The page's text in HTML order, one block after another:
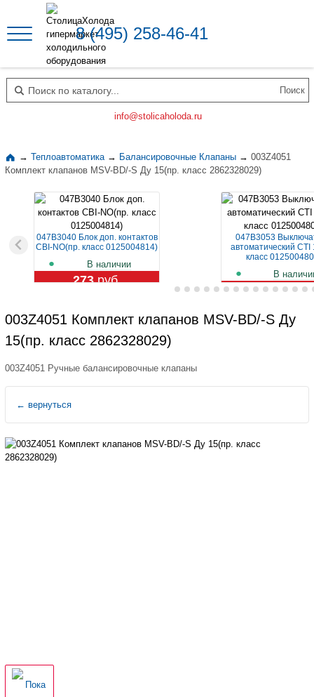
8 (495) 258-46-41
Поиск по каталогу
info@stolicaholoda.ru
→ Теплоавтоматика → Балансировочные Клапаны → 003Z4051
Комплект клапанов MSV-BD/-S Ду 15(пр. класс 2862328029)
047B3040 Блок доп. контактов
CBI-NO(пр. класс 0125004814)
В наличии
273руб.
047B3053
автоматический CTI
класс
В
1 129 руб.
003Z4051 Комплект клапанов MSV-BD/-S Ду
15(пр. класс 2862328029)
003Z4051 Ручные балансировочные клапаны
← вернуться